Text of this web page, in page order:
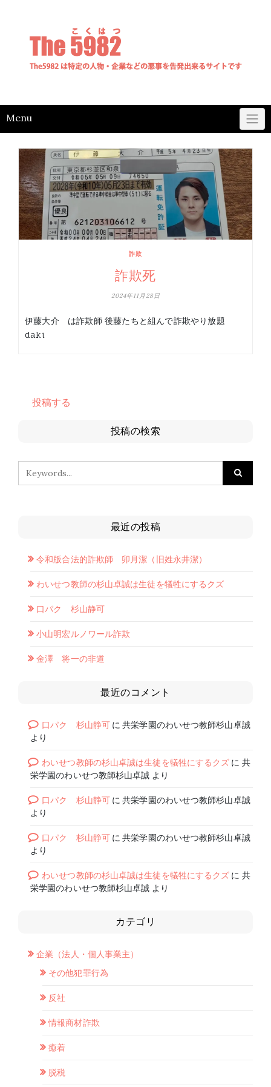
Menu
詐欺
詐欺死
2024年11月28日
伊藤大介 は詐欺師 後藤たちと組んで詐欺やり放題
daki
投稿する
投稿の検索
最近の投稿
令和版合法的詐欺師 卯月潔（旧姓永井潔）
わいせつ教師の杉山卓誠は生徒を犠牲にするクズ
口パク 杉山静可
小山明宏ルノワール詐欺
金澤 将一の非道
最近のコメント
口パク 杉山静可に共栄学園のわいせつ教師杉山卓誠
より
わいせつ教師の杉山卓誠は生徒を犠牲にするクズ に 共
栄学園のわいせつ教師杉山卓誠 より
口パク 杉山静可に共栄学園のわいせつ教師杉山卓誠
より
口パク 杉山静可に共栄学園のわいせつ教師杉山卓誠
より
わいせつ教師の杉山卓誠は生徒を犠牲にするクズ に 共
栄学園のわいせつ教師杉山卓誠 より
カテゴリ
企業（法人・個人事業主）
その他犯罪行為
反社
情報商材詐欺
癒着
脱税